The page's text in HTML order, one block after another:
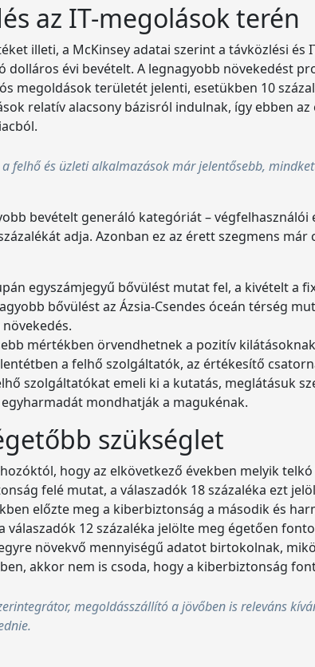
az IT-megolások terén
illeti, a McKinsey adatai szerint a távközlési és
dolláros évi bevételt. A legnagyobb növekedést
megoldások területét jelenti, esetükben 10
relatív alacsony bázisról indulnak, így ebben
felhő és üzleti alkalmazások már jelentősebb,
bevételt generáló kategóriát – végfelhasználói
adja. Azonban ez az érett szegmens
egyszámjegyű bővülést mutat fel, a kivételt a
bővülést az Ázsia-Csendes óceán térség
mértékben örvendhetnek a pozitív
a felhő szolgáltatók, az értékesítő
szolgáltatókat emeli ki a kutatás, meglátásuk
mondhatják a magukénak.
szükséglet
hogy az elkövetkező években melyik
felé mutat, a válaszadók 18 százaléka ezt
előzte meg a kiberbiztonság a második és
12 százaléka jelölte meg égetően
növekvő mennyiségű adatot birtokolnak,
akkor nem is csoda, hogy a kiberbiztonság
megoldásszállító a jövőben is releváns